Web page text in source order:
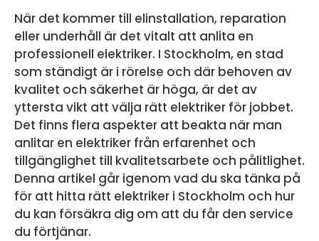
När det kommer till elinstallation, reparation
eller underhåll är det vitalt att anlita en
professionell elektriker. I Stockholm, en stad
som ständigt är i rörelse och där behoven av
kvalitet och säkerhet är höga, är det av
yttersta vikt att välja rätt elektriker för jobbet.
Det finns flera aspekter att beakta när man
anlitar en elektriker från erfarenhet och
tillgänglighet till kvalitetsarbete och pålitlighet.
Denna artikel går igenom vad du ska tänka på
för att hitta rätt elektriker i Stockholm och hur
du kan försäkra dig om att du får den service
du förtjänar.